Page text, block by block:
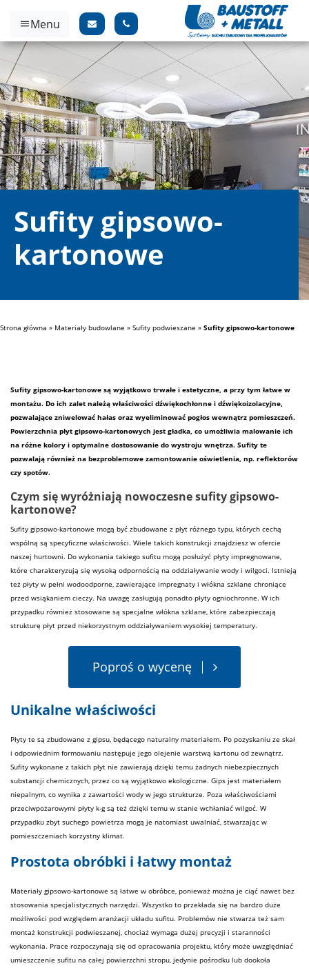
Menu
Sufity gipsowo-
kartonowe
Strona główna » Materiały budowlane » Sufity podwieszane » Sufity gipsowo-kartonowe
Sufity gipsowo-kartonowe są wyjątkowo trwałe i estetyczne, a przy tym łatwe w
montażu. Do ich zalet należą właściwości dźwiękochłonne i dźwiękoizolacyjne,
pozwalające zniwelować hałas oraz wyeliminować pogłos wewnątrz pomieszczeń.
Powierzchnia płyt gipsowo-kartonowych jest gładka, co umożliwia malowanie ich
na różne kolory i optymalne dostosowanie do wystroju wnętrza. Sufity te
pozwalają również na bezproblemowe zamontowanie oświetlenia, np. reflektorów
czy spotów.
Czym się wyróżniają nowoczesne sufity gipsowo-
kartonowe?
Sufity gipsowo-kartonowe mogą być zbudowane z płyt różnego typu, których cechą
wspólną są specyficzne właściwości. Wiele takich konstrukcji znajdziesz w ofercie
naszej hurtowni. Do wykonania takiego sufitu mogą posłużyć płyty impregnowane,
które charakteryzują się wysoką odpornością na oddziaływanie wody i wilgoci. Istnieją
też płyty w pełni wodoodporne, zawierające impregnaty i włókna szklane chroniące
przed wsiąkaniem cieczy. Na uwagę zasługują ponadto płyty ogniochronne. W ich
przypadku również stosowane są specjalne włókna szklane, które zabezpieczają
strukturę płyt przed niekorzystnym oddziaływaniem wysokiej temperatury.
Poproś o wycenę
Unikalne właściwości
Płyty te są zbudowane z gipsu, będącego naturalny materiałem. Po pozyskaniu ze skał
i odpowiednim formowaniu następuje jego olejenie warstwą kartonu od zewnątrz.
Sufity wykonane z takich płyt nie zawierają dzięki temu żadnych niebezpiecznych
substancji chemicznych, przez co są wyjątkowo ekologiczne. Gips jest materiałem
niepalnym, co wynika z zawartości wody w jego strukturze. Poza właściwościami
przeciwpożarowymi płyty k-g są też dzięki temu w stanie wchłaniać wilgoć. W
przypadku zbyt suchego powietrza mogą je natomiast uwalniać, stwarzając w
pomieszczeniach korzystny klimat.
Prostota obróbki i łatwy montaż
Materiały gipsowo-kartonowe są łatwe w obróbce, ponieważ można je ciąć nawet bez
stosowania specjalistycznych narzędzi. Wszystko to przekłada się na bardzo duże
możliwości pod względem aranżacji układu sufitu. Problemów nie stwarza też sam
montaż konstrukcji podwieszanej, chociaż wymaga dużej precyzji i staranności
wykonania. Prace rozpoczynają się od opracowania projektu, który może uwzględniać
umieszczenie sufitu na całej powierzchni stropu, jedynie pośrodku lub dookoła